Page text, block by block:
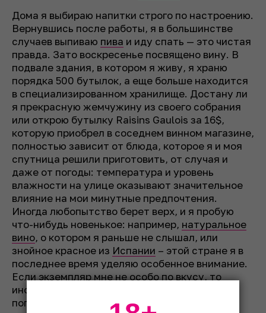
Дома я выбираю напитки строго по настроению.
Вернувшись после работы, я в большинстве
случаев выпиваю пива и иду спать — это чистая
правда. Зато воскресенье посвящено вину. В
подвале здания, в котором я живу, я храню
порядка 500 бутылок, а еще больше находится
в специализированном хранилище. Достану ли
я прекрасную жемчужину из своего собрания
или открою бутылку Raisins Gaulois за 16$,
которую приобрел в соседнем винном магазине,
полностью зависит от блюда, которое я и моя
спутница решили приготовить, от случая и
даже от погоды: температура и уровень
влажности на улице оказывают значительное
влияние на мои минутные предпочтения.
Иногда любопытство берет верх, и я пробую
что-нибудь новенькое: например, натуральное
вино, о котором я раньше не слышал, или
знойное красное из Испании – этой стране я в
последнее время уделяю особенное внимание.
Если экземпляр мне не особо по вкусу, то
иногда я сохраняю бутылку, чтобы еще раз
попробовать его на следующий день или же